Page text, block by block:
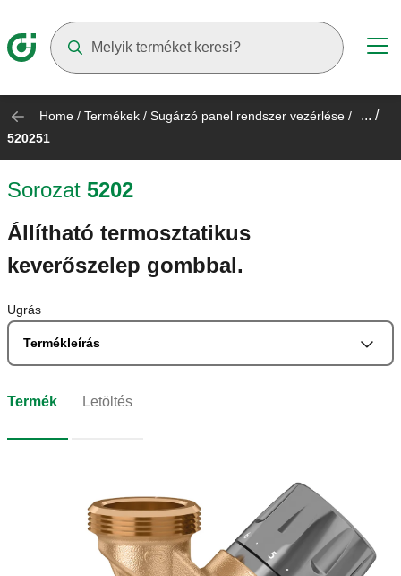
Home / Termékek / Sugárzó panel rendszer vezérlése / ... /
520251
Sorozat 5202
Állítható termosztatikus
keverőszelep gombbal.
Ugrás
Termékleírás
Termék Letöltés